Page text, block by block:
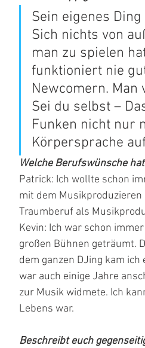
Sein eigenes
Sich nichts von
man zu spielen
funktioniert nie
Newcomern. Man
Sei du selbst –
Funken nicht nur
Körpersprache
Welche Berufswünsche
Patrick: Ich wollte schon
mit dem
Traumberuf als
Kevin: Ich war schon
großen Bühnen geträumt.
dem ganzen DJing kam
war auch einige Jahre
zur Musik widmete. Ich
Lebens war.
Beschreibt euch